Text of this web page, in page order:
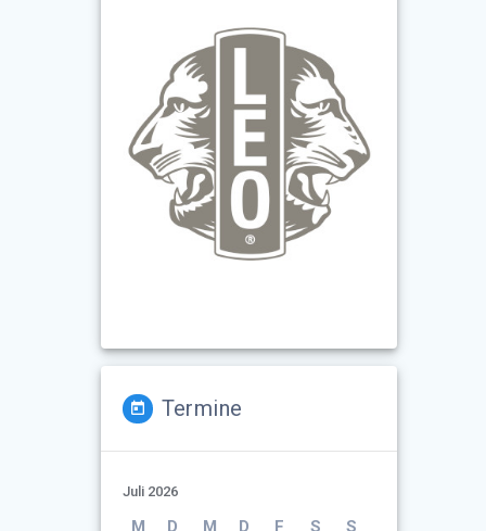
Termine
Juli 2026
M D M D F S S